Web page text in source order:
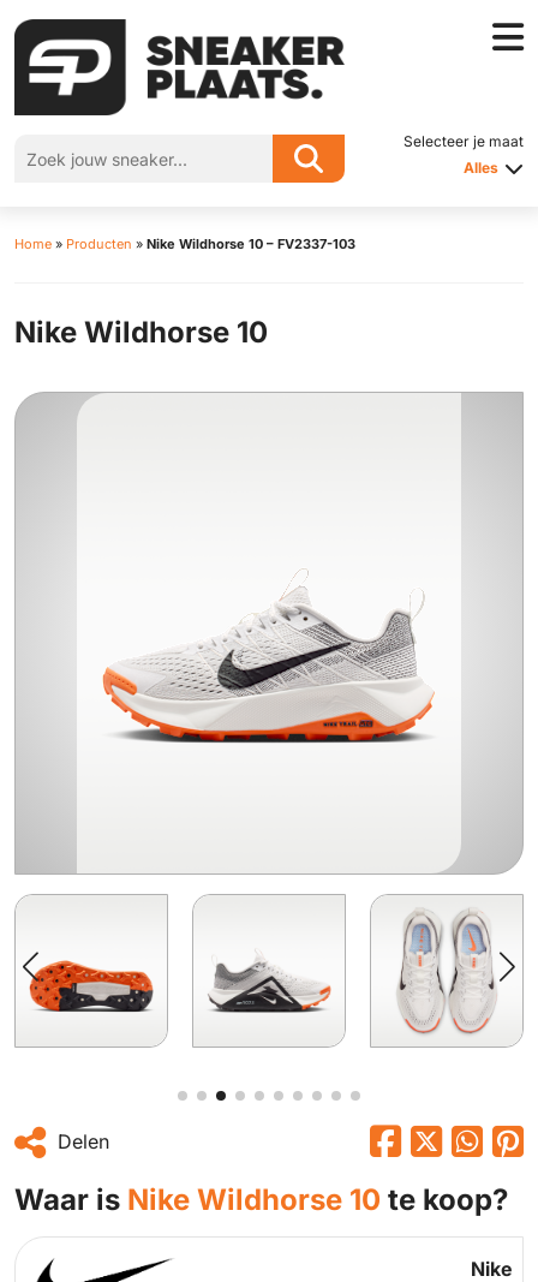
Selecteer je maat
Alles
Home » Producten » Nike Wildhorse 10 – FV2337-103
Nike Wildhorse 10
Delen
Waar is Nike Wildhorse 10 te koop?
Nike